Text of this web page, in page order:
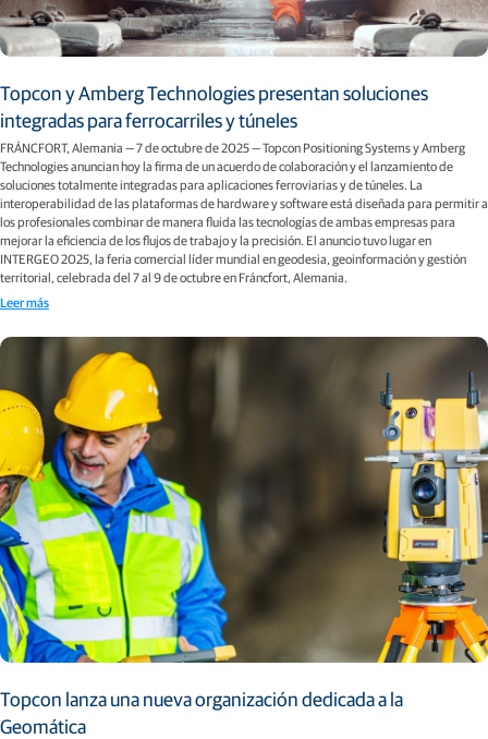
Topcon y Amberg Technologies presentan soluciones
integradas para ferrocarriles y túneles
FRÁNCFORT, Alemania — 7 de octubre de 2025 — Topcon Positioning Systems y Amberg
Technologies anuncian hoy la firma de un acuerdo de colaboración y el lanzamiento de
soluciones totalmente integradas para aplicaciones ferroviarias y de túneles. La
interoperabilidad de las plataformas de hardware y software está diseñada para permitir a
los profesionales combinar de manera fluida las tecnologías de ambas empresas para
mejorar la eficiencia de los flujos de trabajo y la precisión. El anuncio tuvo lugar en
INTERGEO 2025, la feria comercial líder mundial en geodesia, geoinformación y gestión
territorial, celebrada del 7 al 9 de octubre en Fráncfort, Alemania.
Leer más
Topcon lanza una nueva organización dedicada a la
Geomática